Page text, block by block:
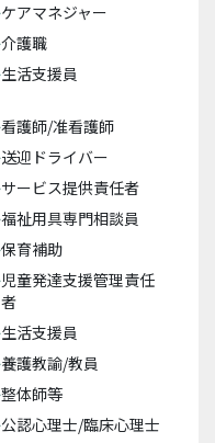
ケアマネジャー
介護職
生活支援員
看護師/准看護師
送迎ドライバー
サービス提供責任者
福祉用具専門相談員
保育補助
児童発達支援管理責任
者
生活支援員
養護教諭/教員
整体師等
公認心理士/臨床心理士